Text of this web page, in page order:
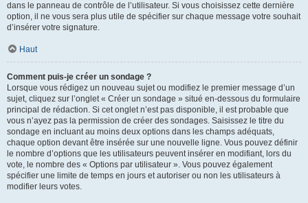
dans le panneau de contrôle de l’utilisateur. Si vous choisissez cette dernière
option, il ne vous sera plus utile de spécifier sur chaque message votre souhait
d’insérer votre signature.
Haut
Comment puis-je créer un sondage ?
Lorsque vous rédigez un nouveau sujet ou modifiez le premier message d’un
sujet, cliquez sur l’onglet « Créer un sondage » situé en-dessous du formulaire
principal de rédaction. Si cet onglet n’est pas disponible, il est probable que
vous n’ayez pas la permission de créer des sondages. Saisissez le titre du
sondage en incluant au moins deux options dans les champs adéquats,
chaque option devant être insérée sur une nouvelle ligne. Vous pouvez définir
le nombre d’options que les utilisateurs peuvent insérer en modifiant, lors du
vote, le nombre des « Options par utilisateur ». Vous pouvez également
spécifier une limite de temps en jours et autoriser ou non les utilisateurs à
modifier leurs votes.